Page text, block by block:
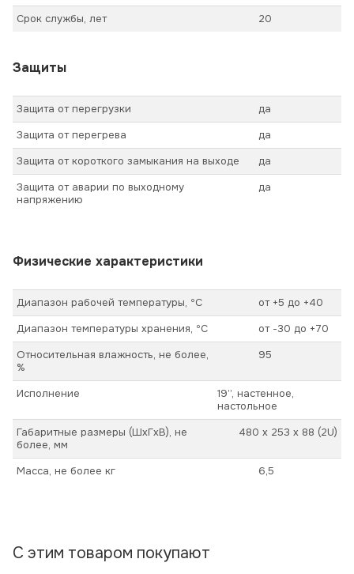
Срок службы, лет 20
Защиты
Защита от перегрузки
да
Защита от перегрева
да
Защита от короткого замыкания на выходе
да
Защита от аварии по выходному
напряжению
да
Физические характеристики
Диапазон рабочей температуры, ºС
от +5 до +40
Диапазон температуры хранения, ºС
от -30 до +70
Относительная влажность, не более,
%
95
Исполнение
19’’, настенное,
настольное
Габаритные размеры (ШхГхВ), не
более, мм
480 х 253 х 88 (2U)
Масса, не более кг 6,5
С этим товаром покупают